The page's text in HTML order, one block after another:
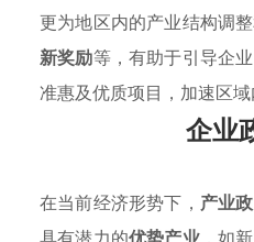
更为地区内的产业结构调
新奖励等，有助于引导企
准惠及优质项目，加速区
企业
在当前经济形势下， 产业